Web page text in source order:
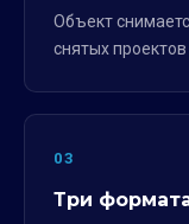
Объект
снятых проектов
03
Три